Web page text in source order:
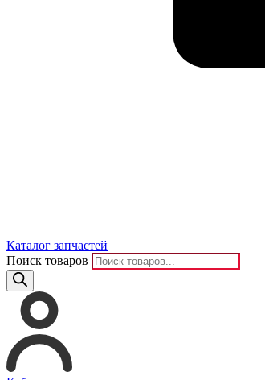
Каталог запчастей
Поиск товаров